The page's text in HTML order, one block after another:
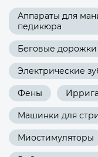
Аппараты для
педикюра
Беговые дорожки
Электрические
Фены
Машинки для
Миостимуляторы